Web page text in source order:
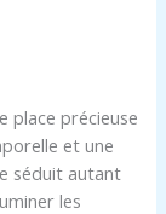
place précieuse
et une
séduit autant
les